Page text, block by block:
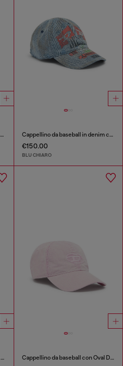
Cappello da baseball con patch logo Cappellino da baseball in denim con grafiche concerti
€150.00
BLU CHIARO
Berretto a effetto trecce in lana e cotone Cappellino da baseball con Oval D ricamato